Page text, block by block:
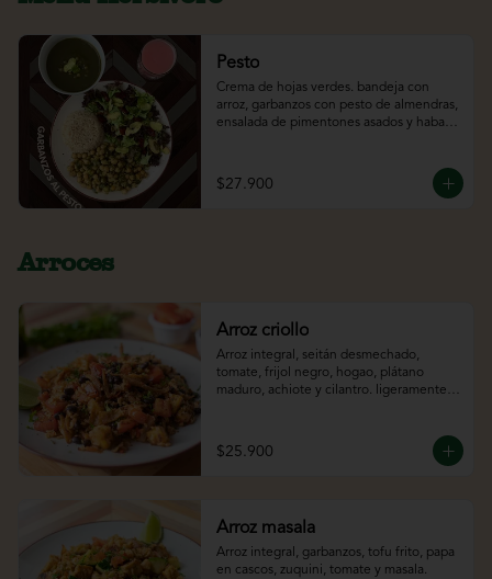
Pesto
Crema de hojas verdes. bandeja con
arroz, garbanzos con pesto de almendras,
ensalada de pimentones asados y habas
$27.900
Arroces
Arroz criollo
Arroz integral, seitán desmechado,
tomate, frijol negro, hogao, plátano
maduro, achiote y cilantro. ligeramente
$25.900
Arroz masala
Arroz integral, garbanzos, tofu frito, papa
en cascos, zuquini, tomate y masala.